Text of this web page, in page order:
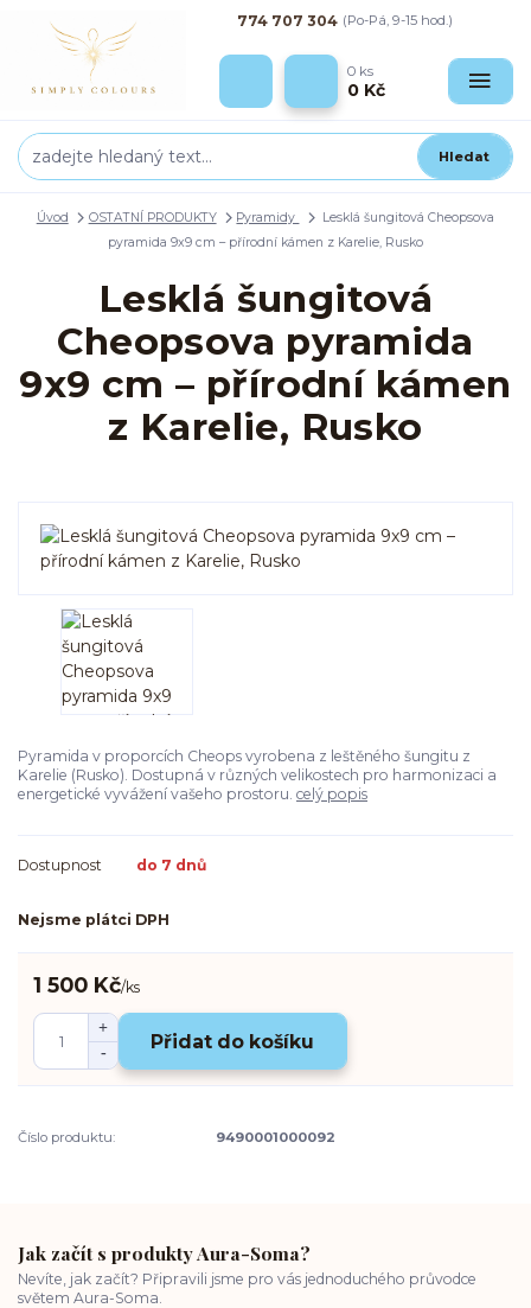
Hledat
774 707 304 (Po-Pá, 9-15 hod.)
0 ks
0 Kč
Úvod OSTATNÍ PRODUKTY Pyramidy
Lesklá šungitová Cheopsova
pyramida 9x9 cm – přírodní kámen z Karelie, Rusko
Lesklá šungitová
Cheopsova pyramida
9x9 cm – přírodní kámen
z Karelie, Rusko
Pyramida v proporcích Cheops vyrobena z leštěného šungitu z
Karelie (Rusko). Dostupná v různých velikostech pro harmonizaci a
energetické vyvážení vašeho prostoru. celý popis
Dostupnost do 7 dnů
Nejsme plátci DPH
1 500 Kč/ks
Přidat do košíku
Číslo produktu: 9490001000092
Jak začít s produkty Aura-Soma?
Nevíte, jak začít? Připravili jsme pro vás jednoduchého průvodce
světem Aura-Soma.